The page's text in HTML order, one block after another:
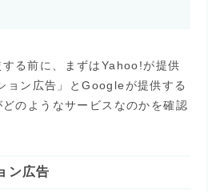
る前に、まずはYahoo!が提供
ョン広告」とGoogleが提供する
のようなサービスなのかを確認
ン広告